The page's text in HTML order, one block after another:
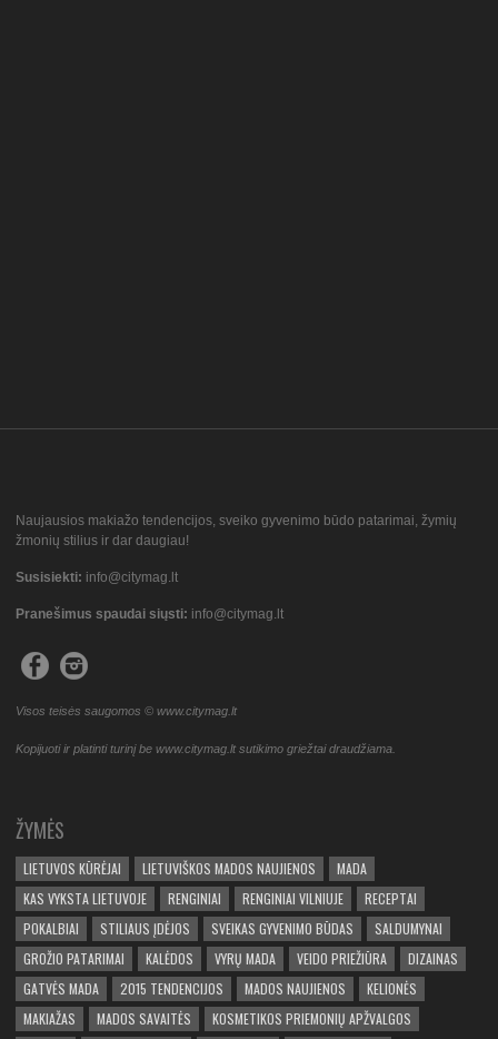
Naujausios makiažo tendencijos, sveiko gyvenimo būdo patarimai, žymių
žmonių stilius ir dar daugiau!
Susisiekti: info@citymag.lt
Pranešimus spaudai siųsti: info@citymag.lt
Visos teisės saugomos © www.citymag.lt
Kopijuoti ir platinti turinį be www.citymag.lt sutikimo griežtai draudžiama.
ŽYMĖS
LIETUVOS KŪRĖJAI LIETUVIŠKOS MADOS NAUJIENOS
MADA
KAS VYKSTA LIETUVOJE
RENGINIAI RENGINIAI VILNIUJE
RECEPTAI
POKALBIAI
STILIAUS ĮDĖJOS SVEIKAS GYVENIMO BŪDAS
SALDUMYNAI
GROŽIO PATARIMAI
KALĖDOS VYRŲ MADA VEIDO PRIEŽIŪRA
DIZAINAS
GATVĖS MADA
2015 TENDENCIJOS MADOS NAUJIENOS
KELIONĖS
MAKIAŽAS
MADOS SAVAITĖS
KOSMETIKOS PRIEMONIŲ APŽVALGOS